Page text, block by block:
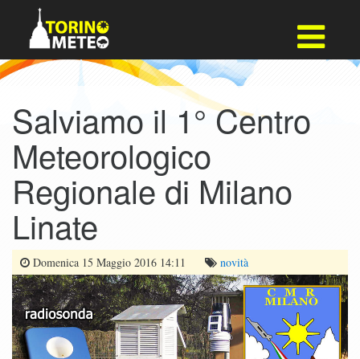
Salviamo il 1° Centro
Meteorologico
Regionale di Milano
Linate
Domenica 15 Maggio 2016 14:11 novità